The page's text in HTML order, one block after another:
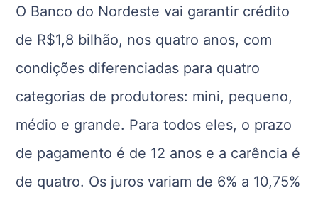
O Banco do Nordeste vai garantir crédito
de R$1,8 bilhão, nos quatro anos, com
condições diferenciadas para quatro
categorias de produtores: mini, pequeno,
médio e grande. Para todos eles, o prazo
de pagamento é de 12 anos e a carência é
de quatro. Os juros variam de 6% a 10,75%